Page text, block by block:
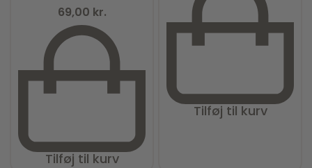
69,00 kr.
Tilføj til kurv
Tilføj til kurv